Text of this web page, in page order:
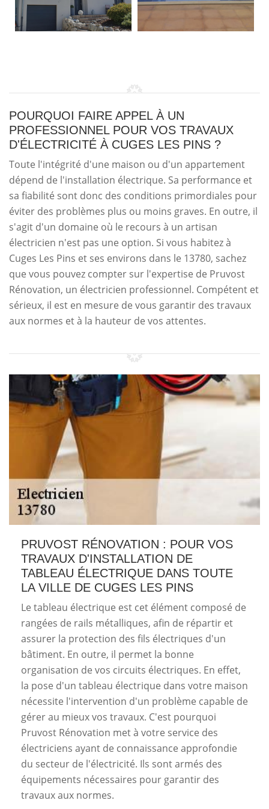
POURQUOI FAIRE APPEL À UN
PROFESSIONNEL POUR VOS TRAVAUX
D'ÉLECTRICITÉ À CUGES LES PINS ?
Toute l'intégrité d'une maison ou d'un appartement
dépend de l'installation électrique. Sa performance et
sa fiabilité sont donc des conditions primordiales pour
éviter des problèmes plus ou moins graves. En outre, il
s'agit d'un domaine où le recours à un artisan
électricien n'est pas une option. Si vous habitez à
Cuges Les Pins et ses environs dans le 13780, sachez
que vous pouvez compter sur l'expertise de Pruvost
Rénovation, un électricien professionnel. Compétent et
sérieux, il est en mesure de vous garantir des travaux
aux normes et à la hauteur de vos attentes.
PRUVOST RÉNOVATION : POUR VOS
TRAVAUX D'INSTALLATION DE
TABLEAU ÉLECTRIQUE DANS TOUTE
LA VILLE DE CUGES LES PINS
Le tableau électrique est cet élément composé de
rangées de rails métalliques, afin de répartir et
assurer la protection des fils électriques d'un
bâtiment. En outre, il permet la bonne
organisation de vos circuits électriques. En effet,
la pose d'un tableau électrique dans votre maison
nécessite l'intervention d'un problème capable de
gérer au mieux vos travaux. C'est pourquoi
Pruvost Rénovation met à votre service des
électriciens ayant de connaissance approfondie
du secteur de l'électricité. Ils sont armés des
équipements nécessaires pour garantir des
travaux aux normes.